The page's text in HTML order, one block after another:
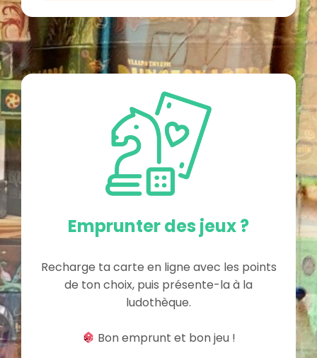
Emprunter des jeux ?
Recharge ta carte en ligne avec les points
de ton choix, puis présente-la à la
ludothèque.
Bon emprunt et bon jeu !